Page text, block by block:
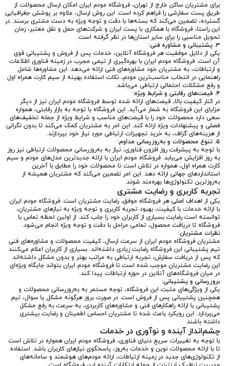
برای مشتریان ساکن خارج از تهران، فروشگاه مودم ایران امکان ارسال محصولات از
طریق پست سفارشی را فراهم کرده است. این روش ارسال، علاوه بر پوشش جغرافیایی
گسترده، تضمین می‌کند که بسته‌ها با دقت و توجه ویژه به دست مشتری برسند. در
این راستا، فروشگاه با همکاری با پست ایران و شرکت‌های حمل و نقل معتبر، زمان
تحویل مناسبی را برای سایر استان‌ها در نظر گرفته است.
۳. پشتیبانی و مشاوره فنی:
یکی از دلایل موفقیت هر فروشگاه آنلاین، خدمات پس از فروش و پشتیبانی قوی
آن است. فروشگاه مودم ایران با بهره‌گیری از تیمی مجرب در زمینه فناوری اطلاعات
و ارتباطات، به مشتریان خود مشاوره‌های فنی ارائه می‌دهد. این مشاوره‌ها شامل
راهنمایی در انتخاب مناسب‌ترین مودم، نکات استفاده بهینه از سیم کارت همراه اول
و رفع مشکلات احتمالی ارتباطی می‌باشد.
۴. قیمت‌های رقابتی و شرایط ویژه:
در کنار کیفیت بالا، قیمت‌های ارائه شده توسط فروشگاه مودم ایران نیز از دیگر
مزایای این فروشگاه به شمار می‌آید. این فروشگاه با توجه به بازار رقابتی، همواره
سعی دارد محصولات خود را با قیمت‌های مناسب و شرایط ویژه از جمله تخفیف‌های
فصلی و پیشنهادات ویژه ارائه کند. این امر به مشتریان کمک می‌کند تا بدون نگرانی
از هزینه‌های گزاف، به خرید تجهیزات ارتباطی مورد نیاز خود بپردازند.
۵. تنوع محصولات و به‌روزرسانی مداوم:
با توجه به پیشرفت روز افزون فناوری، نیاز به به‌روزرسانی محصولات ارتباطی نیز روز
به روز افزایش می‌یابد. فروشگاه مودم ایران با ارائه جدیدترین مدل‌های مودم و سیم
کارت همراه اول، همواره در تلاش است تا محصولات خود را مطابق با آخرین
استانداردهای جهانی ارائه دهد. این امر تضمین می‌کند که مشتریان همیشه از
به‌روزترین تکنولوژی‌ها بهره‌مند شوند.
تجربه کاربری و رضایت مشتری
یکی از اهداف اصلی هر فروشگاه موفق، رضایت مشتریان است. فروشگاه مودم ایران
با ارائه خدمات با کیفیت، بهبود تجربه کاربری و توجه ویژه به نیازهای مشتریان،
توانسته است رضایت بسیاری از کاربران خود را جلب کند. از اولین لحظه تماس با
فروشگاه تا دریافت محصول، تمامی مراحل با دقت و توجه ویژه انجام می‌شود.
نظرات مشتریان:
مشتریان فروشگاه مودم ایران از سرعت ارسال، کیفیت محصولات و مشاوره‌های فنی
تیم پشتیبانی این فروشگاه رضایت زیادی داشته‌اند. بسیاری از کاربران اعلام می‌کنند
که پس از دریافت سفارش، تجربه ارتباطی به مراتب بهتر و بدون مشکل داشته‌اند.
این رضایت مشتریان موجب شده است تا فروشگاه مودم ایران بتواند جایگاه ویژه‌ای
در میان فروشگاه‌های آنلاین در حوزه ارتباطات پیدا کند.
بروزرسانی و پشتیبانی:
یکی از ویژگی‌های مثبت این فروشگاه، توجه مستمر به به‌روزرسانی محصولات و
همچنین پشتیبانی پس از فروش است. در صورت بروز هرگونه مشکل یا سوال، تیم
پشتیبانی با ارائه راهکارهای فنی و مشاوره‌های کاربردی، به سرعت به رفع مشکل
می‌پردازد. این رویکرد باعث شده تا مشتریان احساس اطمینان و رضایت بیشتری
داشته باشند.
چشم‌انداز آینده و نوآوری در خدمات
با توجه به تغییرات سریع دنیای فناوری، فروشگاه مودم ایران همواره در تلاش است
تا با ارائه محصولات نوین و خدمات به‌روز، پاسخگوی نیازهای کاربران باشد. استفاده
از تکنولوژی‌های جدید در زمینه ارتباطات، ارائه مودم‌های هوشمند و سامانه‌های